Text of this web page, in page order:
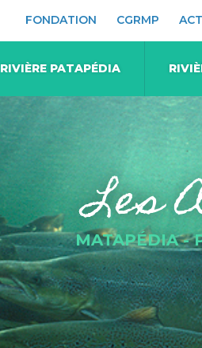
FONDATION CGRMP
RIVIÈRE PATAPÉDIA
Les
MATAPÉDIA -